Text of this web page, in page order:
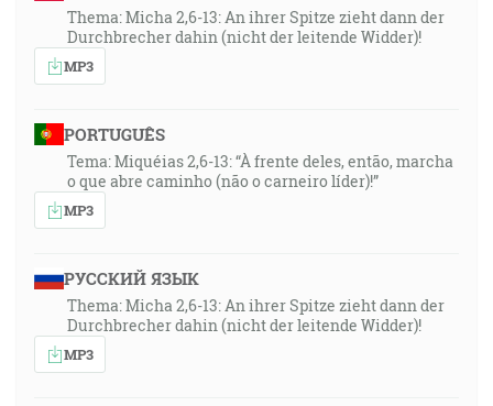
Thema: Micha 2,6-13: An ihrer Spitze zieht dann der
Durchbrecher dahin (nicht der leitende Widder)!
MP3
PORTUGUÊS
Tema: Miquéias 2,6-13: “À frente deles, então, marcha
o que abre caminho (não o carneiro líder)!”
MP3
РУССКИЙ ЯЗЫК
Thema: Micha 2,6-13: An ihrer Spitze zieht dann der
Durchbrecher dahin (nicht der leitende Widder)!
MP3